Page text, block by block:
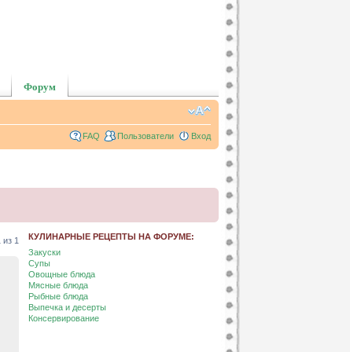
Форум
FAQ Пользователи Вход
из 1
КУЛИНАРНЫЕ РЕЦЕПТЫ НА ФОРУМЕ:
Закуски
Супы
Овощные блюда
Мясные блюда
Рыбные блюда
Выпечка и десерты
Консервирование